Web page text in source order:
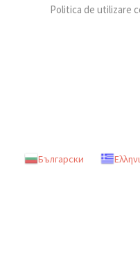
Politica de utilizare
Български